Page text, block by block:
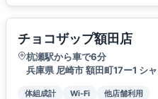
チョコザップ額田店
杭瀬駅から車で6分
兵庫県 尼崎市 額田町17ー1 シ
体組成計 Wi-Fi 他店舗利用